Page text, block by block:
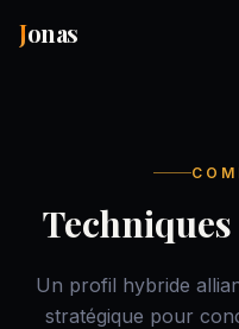
Jonas
Un profil hybride
stratégique pour